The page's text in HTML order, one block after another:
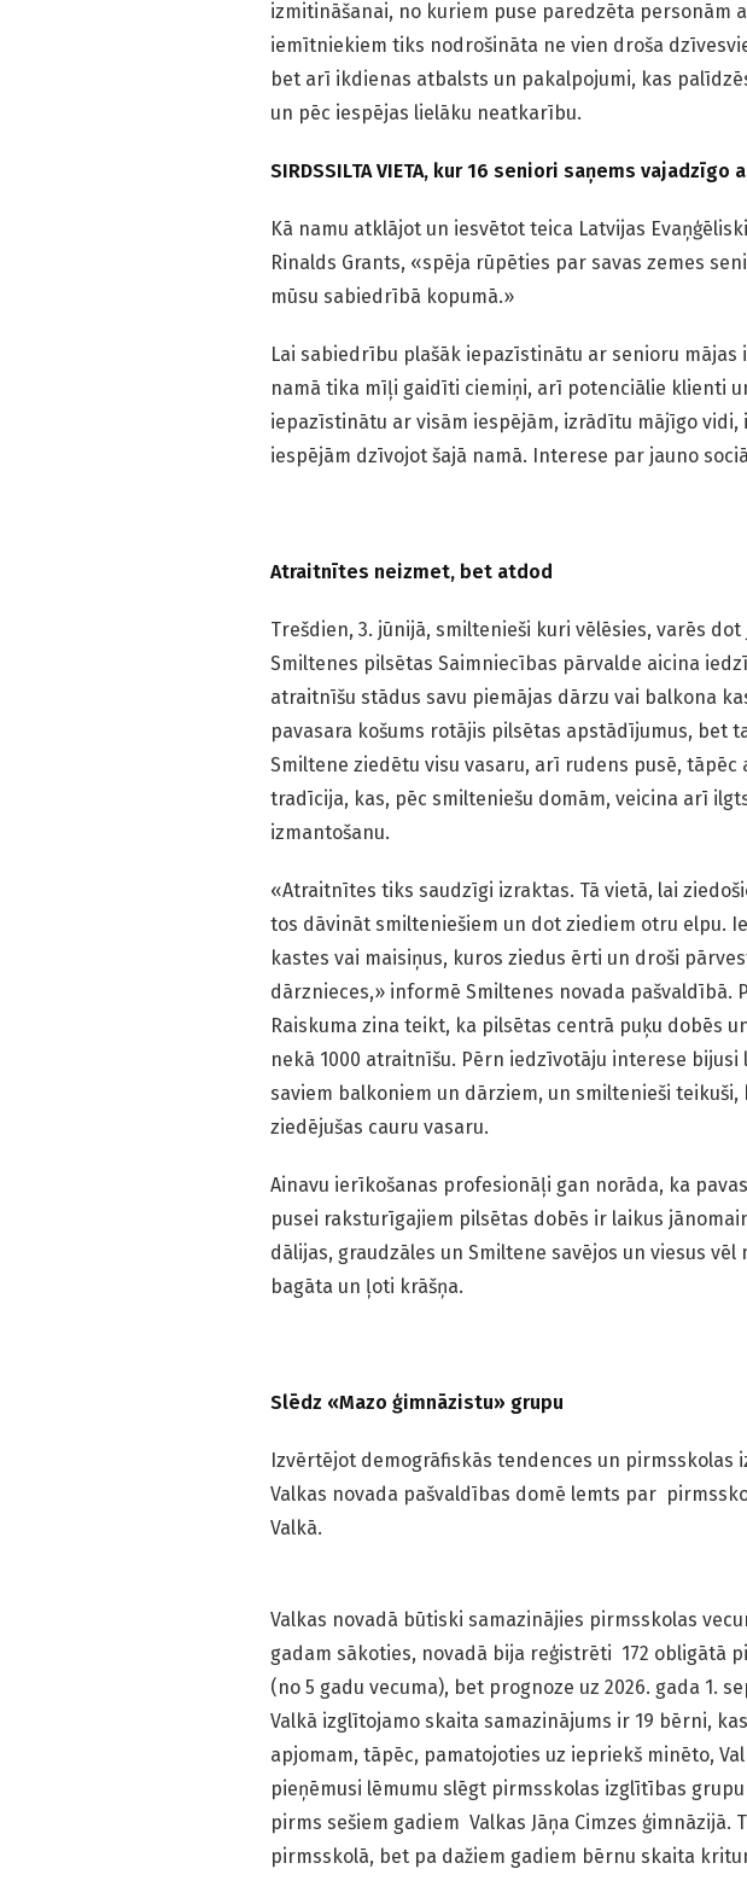
izmitināšanai, no kuriem puse paredzēta personām
iemītniekiem tiks nodrošināta ne vien droša
bet arī ikdienas atbalsts un pakalpojumi, kas
un pēc iespējas lielāku neatkarību.
SIRDSSILTA VIETA, kur 16 seniori saņems
Kā namu atklājot un iesvētot teica Latvijas
Rinalds Grants, «spēja rūpēties par savas zemes
mūsu sabiedrībā kopumā.»
Lai sabiedrību plašāk iepazīstinātu ar senioru mājas
namā tika mīļi gaidīti ciemiņi, arī potenciālie klienti
iepazīstinātu ar visām iespējām, izrādītu mājīgo
iespējām dzīvojot šajā namā. Interese par jauno
Atraitnītes neizmet, bet atdod
Trešdien, 3. jūnijā, smiltenieši kuri vēlēsies, varēs
Smiltenes pilsētas Saimniecības pārvalde aicina
atraitnīšu stādus savu piemājas dārzu vai balkona
pavasara košums rotājis pilsētas apstādījumus, bet
Smiltene ziedētu visu vasaru, arī rudens pusē,
tradīcija, kas, pēc smilteniešu domām, veicina arī
izmantošanu.
«Atraitnītes tiks saudzīgi izraktas. Tā vietā, lai
tos dāvināt smilteniešiem un dot ziediem otru elpu.
kastes vai maisiņus, kuros ziedus ērti un droši
dārznieces,» informē Smiltenes novada pašvaldībā.
Raiskuma zina teikt, ka pilsētas centrā puķu dobēs
nekā 1000 atraitnīšu. Pērn iedzīvotāju interese bijusi
saviem balkoniem un dārziem, un smiltenieši
ziedējušas cauru vasaru.
Ainavu ierīkošanas profesionāļi gan norāda, ka
pusei raksturīgajiem pilsētas dobēs ir laikus
dālijas, graudzāles un Smiltene savējos un viesus
bagāta un ļoti krāšņa.
Slēdz «Mazo ģimnāzistu» grupu
Izvērtējot demogrāfiskās tendences un pirmsskolas
Valkas novada pašvaldības domē lemts par
Valkā.
Valkas novadā būtiski samazinājies pirmsskolas
gadam sākoties, novadā bija reģistrēti 172 obligātā
(no 5 gadu vecuma), bet prognoze uz 2026. gada 1.
Valkā izglītojamo skaita samazinājums ir 19 bērni,
apjomam, tāpēc, pamatojoties uz iepriekš minēto,
pieņēmusi lēmumu slēgt pirmsskolas izglītības
pirms sešiem gadiem Valkas Jāņa Cimzes
pirms­skolā, bet pa dažiem gadiem bērnu skaita